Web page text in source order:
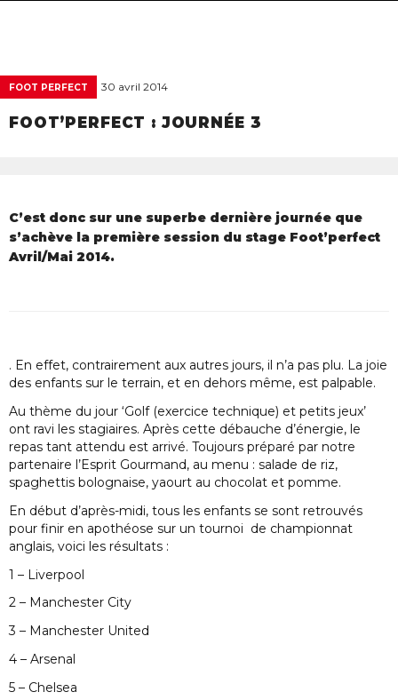
FOOT PERFECT 30 avril 2014
FOOT’PERFECT : JOURNÉE 3
C’est donc sur une superbe dernière journée que
s’achève la première session du stage Foot’perfect
Avril/Mai 2014.
. En effet, contrairement aux autres jours, il n’a pas plu. La joie
des enfants sur le terrain, et en dehors même, est palpable.
Au thème du jour ‘Golf (exercice technique) et petits jeux’
ont ravi les stagiaires. Après cette débauche d’énergie, le
repas tant attendu est arrivé. Toujours préparé par notre
partenaire l’Esprit Gourmand, au menu : salade de riz,
spaghettis bolognaise, yaourt au chocolat et pomme.
En début d’après-midi, tous les enfants se sont retrouvés
pour finir en apothéose sur un tournoi de championnat
anglais, voici les résultats :
1 – Liverpool
2 – Manchester City
3 – Manchester United
4 – Arsenal
5 – Chelsea